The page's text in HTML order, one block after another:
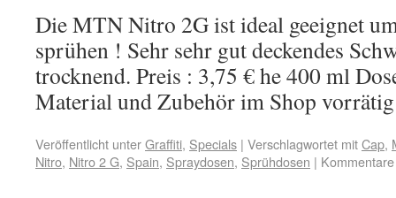
Die MTN Nitro 2G ist ideal geeignet
sprühen ! Sehr sehr gut deckendes
trocknend. Preis : 3,75 € he 400 ml
Material und Zubehör im Shop vorrätig
Veröffentlicht unterGraffiti, Specials | Verschlagwortet mitCap,
Nitro, Nitro 2 G, Spain, Spraydosen, Sprühdosen |